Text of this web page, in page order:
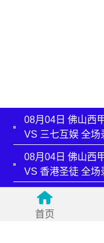
08月04日 佛山西
VS 三七互娱 全场
08月04日 佛山西
VS 香港圣徒 全场
08月04日 佛山西
美的薪火 全场录像
首页